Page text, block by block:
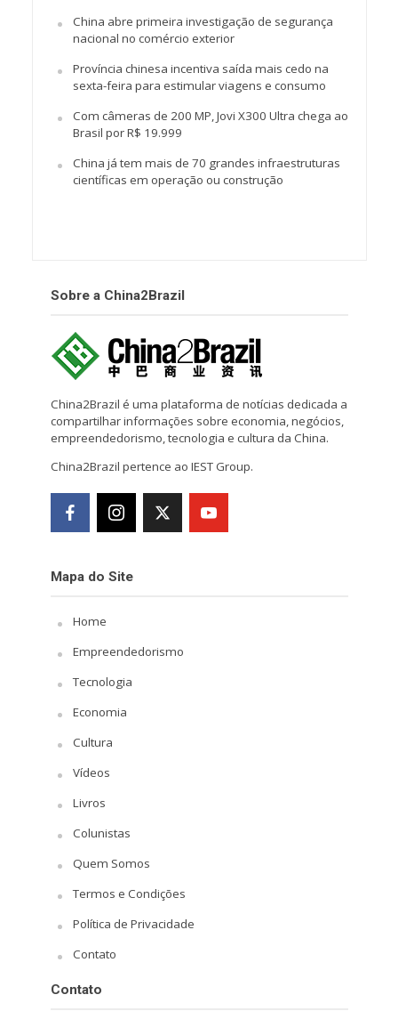
China abre primeira investigação de segurança
nacional no comércio exterior
Província chinesa incentiva saída mais cedo na
sexta-feira para estimular viagens e consumo
Com câmeras de 200 MP, Jovi X300 Ultra chega ao
Brasil por R$ 19.999
China já tem mais de 70 grandes infraestruturas
científicas em operação ou construção
Sobre a China2Brazil
China2Brazil é uma plataforma de notícias dedicada a
compartilhar informações sobre economia, negócios,
empreendedorismo, tecnologia e cultura da China.
China2Brazil pertence ao IEST Group.
Mapa do Site
Home
Empreendedorismo
Tecnologia
Economia
Cultura
Vídeos
Livros
Colunistas
Quem Somos
Termos e Condições
Política de Privacidade
Contato
Contato